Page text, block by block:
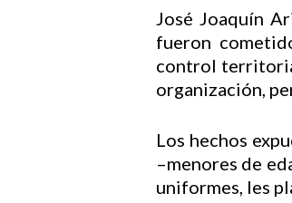
José Joaquín
fueron
control
organización,
Los hechos
–menores de
uniformes, les